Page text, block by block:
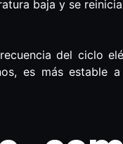
baja y se
del ciclo
es más estable